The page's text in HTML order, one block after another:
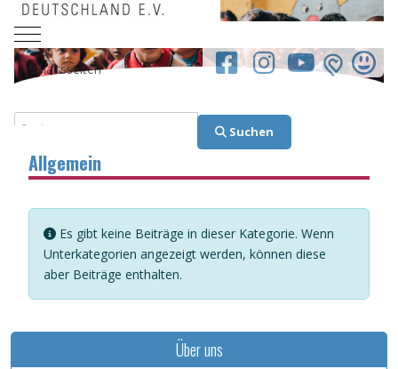
Mobile Menu Toggle
Inhaltsseiten
Suchen
Suchen
Allgemein
Information
Es gibt keine Beiträge in dieser Kategorie. Wenn
Unterkategorien angezeigt werden, können diese
aber Beiträge enthalten.
Über uns